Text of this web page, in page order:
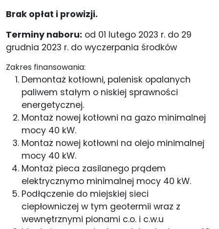
Brak opłat i prowizji.
Terminy naboru: od 01 lutego 2023 r. do 29
grudnia 2023 r. do wyczerpania środków
Zakres finansowania:
Demontaż kotłowni, palenisk opalanych
paliwem stałym o niskiej sprawności
energetycznej.
Montaż nowej kotłowni na gazo minimalnej
mocy 40 kW.
Montaż nowej kotłowni na olejo minimalnej
mocy 40 kW.
Montaż pieca zasilanego prądem
elektrycznymo minimalnej mocy 40 kW.
Podłączenie do miejskiej sieci
ciepłowniczej w tym geotermii wraz z
wewnętrznymi pionami c.o. i c.w.u